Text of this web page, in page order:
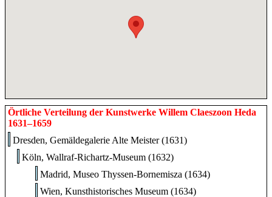
Örtliche Verteilung der Kunstwerke Willem Claeszoon Heda
1631–1659
Dresden, Gemäldegalerie Alte Meister (1631)
Köln, Wallraf-Richartz-Museum (1632)
Madrid, Museo Thyssen-Bornemisza (1634)
Wien, Kunsthistorisches Museum (1634)